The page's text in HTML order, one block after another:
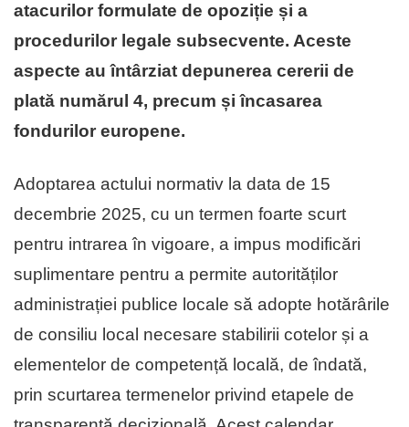
atacurilor formulate de opoziție și a
procedurilor legale subsecvente. Aceste
aspecte au întârziat depunerea cererii de
plată numărul 4, precum și încasarea
fondurilor europene.
Adoptarea actului normativ la data de 15
decembrie 2025, cu un termen foarte scurt
pentru intrarea în vigoare, a impus modificări
suplimentare pentru a permite autorităților
administrației publice locale să adopte hotărârile
de consiliu local necesare stabilirii cotelor și a
elementelor de competență locală, de îndată,
prin scurtarea termenelor privind etapele de